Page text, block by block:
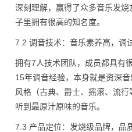
深刻理解，赢得了众多音乐发
子里拥有很高的知名度。
7.2 调音技术：音乐素养高，调
拥有7人技术团队，成员都具有
15年调音经验，本身就是资深
风格（古典、爵士、摇滚、流
听到最原汁原味的音乐。
7.3 产品定位：发烧级品牌，品